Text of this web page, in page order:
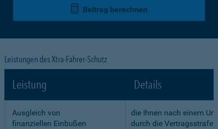
Beitrag berechnen
Leistungen des Xtra-Fahrer-Schutz
Leistung Details
Ausgleich von
finanziellen Einbußen
die Ihnen nach einem
durch die Vertragsstrafe